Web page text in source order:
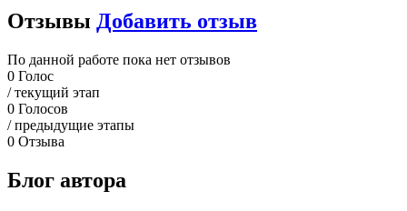
Отзывы Добавить отзыв
По данной работе пока нет отзывов
0 Голос
/ текущий этап
0 Голосов
/ предыдущие этапы
0 Отзыва
Блог автора